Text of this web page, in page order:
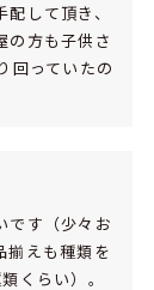
して頂き、
の方も子供さ
回っていたの
です（少々お
揃えも種類を
くらい）。